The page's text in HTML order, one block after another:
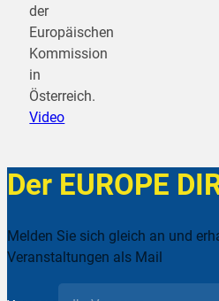
der
Europäischen
Kommission
in
Österreich.
Video
Der EUROPE
Melden Sie sich gleich an und
Veranstaltungen als Mail